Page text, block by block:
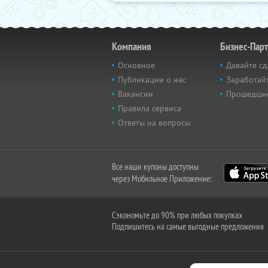
Компания
Основное
Публикации о нас
Вакансии
Правила сервиса
Ответы на вопросы
Бизнес-
Давайте
Все наши купоны доступны
через Мобильное Приложение:
Сэкономьте до 90% при любых покупках
Подпишитесь на самые выгодные предложения